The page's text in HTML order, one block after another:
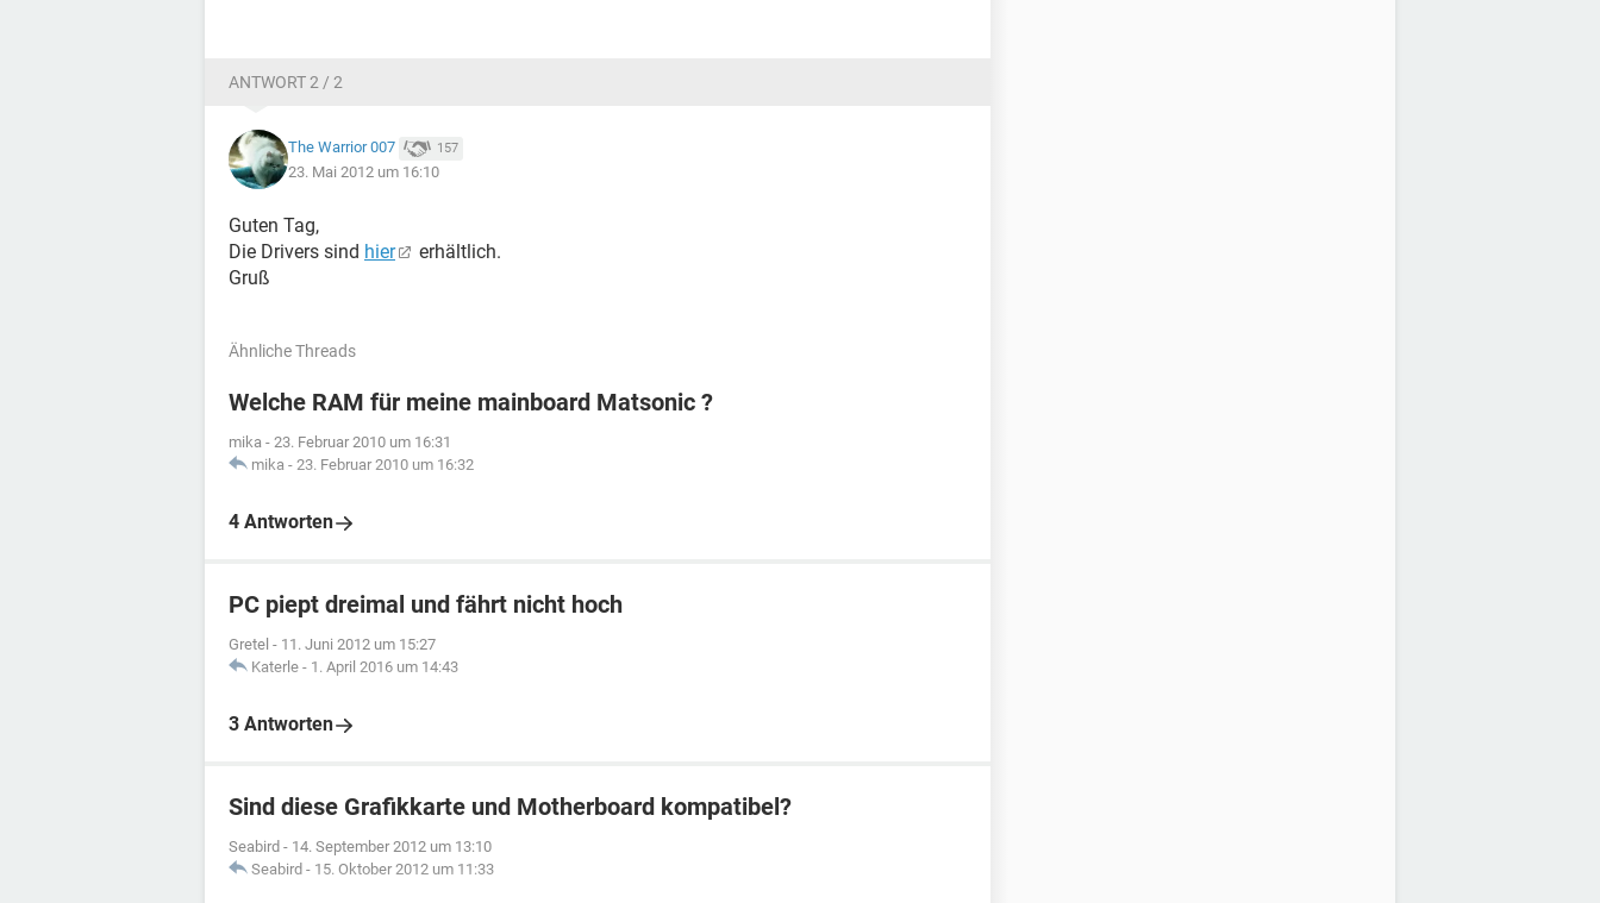
ANTWORT 2 / 2
The Warrior 007 157
23. Mai 2012 um 16:10
Guten Tag,
Die Drivers sind hier
erhältlich.
Gruß
Ähnliche Threads
Welche RAM für meine mainboard Matsonic ?
mika - 23. Februar 2010 um 16:31
mika - 23. Februar 2010 um 16:32
4 Antworten
PC piept dreimal und fährt nicht hoch
Gretel - 11. Juni 2012 um 15:27
Katerle - 1. April 2016 um 14:43
3 Antworten
Sind diese Grafikkarte und Motherboard kompatibel?
Seabird - 14. September 2012 um 13:10
Seabird - 15. Oktober 2012 um 11:33